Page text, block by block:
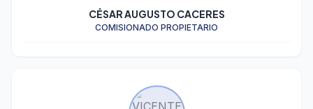
CÉSAR AUGUSTO CACERES
COMISIONADO PROPIETARIO